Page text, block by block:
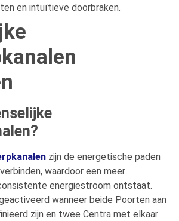
en intuïtieve doorbraken.
zijn de energetische paden
waardoor een meer
energiestroom ontstaat.
wanneer beide Poorten aan
zijn en twee Centra met elkaar